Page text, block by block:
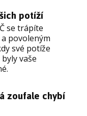
potíží
se trápíte
povoleným
své potíže
vaše
zoufale chybí